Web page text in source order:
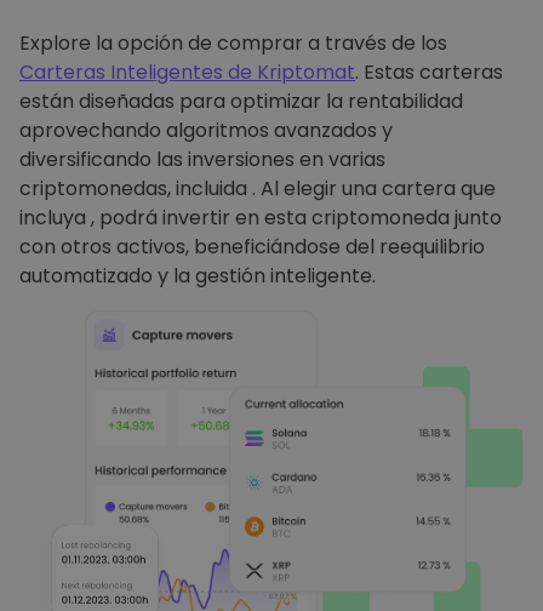
Explore la opción de comprar a través de los
Carteras Inteligentes de Kriptomat. Estas carteras
están diseñadas para optimizar la rentabilidad
aprovechando algoritmos avanzados y
diversificando las inversiones en varias
criptomonedas, incluida . Al elegir una cartera que
incluya , podrá invertir en esta criptomoneda junto
con otros activos, beneficiándose del reequilibrio
automatizado y la gestión inteligente.